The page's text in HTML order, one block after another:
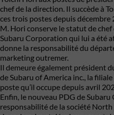
chef de la direction. Il succède à
ces trois postes depuis décembre
M. Hori conserve le statut de
Subaru Corporation qui lui a été
donne la responsabilité du
marketing outremer.
Il demeure également président
de Subaru of America inc., la
poste qu’il occupe depuis avril
Enfin, le nouveau PDG de
responsabilité de la société